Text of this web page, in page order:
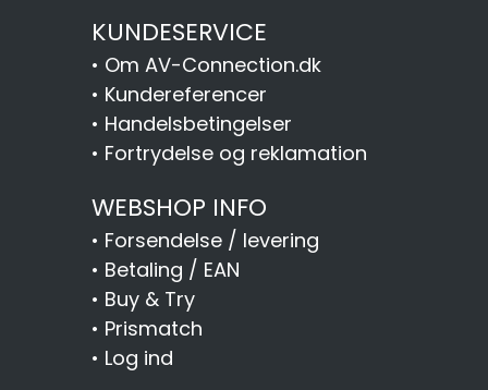
KUNDESERVICE
• Om AV-Connection.dk
• Kundereferencer
• Handelsbetingelser
• Fortrydelse og reklamation
WEBSHOP INFO
• Forsendelse / levering
• Betaling / EAN
• Buy & Try
• Prismatch
• Log ind